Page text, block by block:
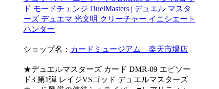
ド モードチェンジ DuelMasters | デュエル マスタ
ーズ デュエマ 光文明 クリーチャー イニシエート
ハンター
ショップ名： カードミュージアム 楽天市場店
★デュエルマスターズ カード DMR-09 エピソー
ド3 第1弾 レイジVSゴッド デュエルマスターズ